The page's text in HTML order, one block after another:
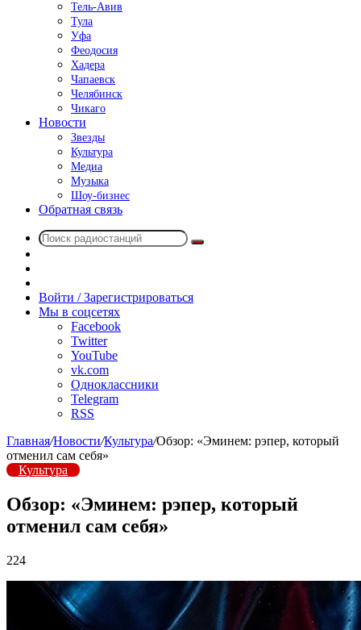
Тель-Авив
Тула
Уфа
Феодосия
Хадера
Чапаевск
Челябинск
Чикаго
Новости
Звезды
Культура
Медиа
Музыка
Шоу-бизнес
Обратная связь
Поиск
радио
Войти / Зарегистрироваться
Мы в соцсетях
Facebook
Twitter
YouTube
vk.com
Одноклассники
Telegram
RSS
Главная/Новости/Культура/Обзор: «Эминем: рэпер, который
отменил сам себя»
Культура
Обзор: «Эминем: рэпер, который
отменил сам себя»
224